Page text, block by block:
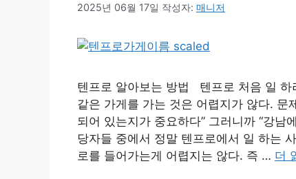
2025년 06월 17일 작성자: 매니저
텐프로 알아보는 방법 텐프로 처음 일 하
같은 가게를 가는 것은 어렵지가 않다. 문
되어 있는지가 중요하다” 그러니까 “강남
당자들 중에서 정말 텐프로에서 일 하는
로를 들어가는게 어렵지는 않다. 즉 … 더